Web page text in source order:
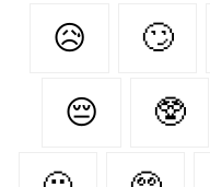
😥 🙄
😔 🥸